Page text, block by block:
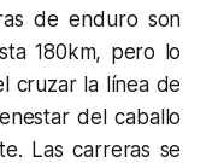
de enduro son
180km, pero lo
cruzar la línea de
del caballo
Las carreras se